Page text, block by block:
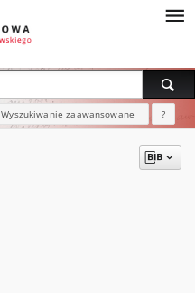
Wyszukiwanie zaawansowane ?